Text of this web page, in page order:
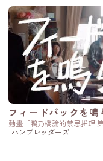
鏈結
フィードバックを鳴
動畫「鴨乃橋論的禁忌推理
-ハンブレッダーズ